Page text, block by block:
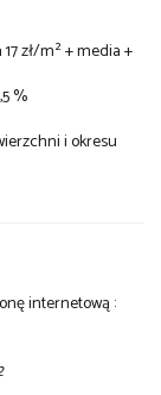
zł/m² + media +
%
i okresu
internetową :